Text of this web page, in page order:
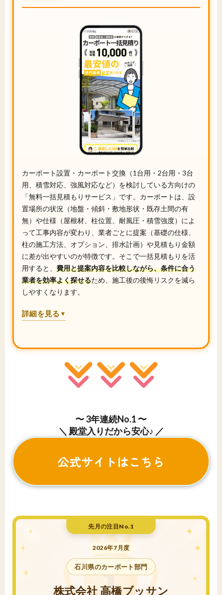
カーポート設置・カーポート交換（1台用・2台用・3台
用、積雪対応、強風対応など）を検討している方向けの
「無料一括見積もりサービス」です。カーポートは、設
置場所の状況（地盤・傾斜・敷地形状・既存土間の有
無）や仕様（屋根材、柱位置、耐風圧・積雪強度）によ
って工事内容が変わり、業者ごとに提案（基礎の仕様、
柱の施工方法、オプション、排水計画）や見積もり金額
に差が出やすいのが特徴です。そこで一括見積もりを活
用すると、 費用と提案内容を比較しながら、条件に合う
業者を効率よく探せるため、施工後の後悔リスクを減ら
しやすくなります。
詳細を見る ▼
〜 3年連続No.1 〜
＼ 殿堂入りだから安心♪ ／
公式サイトはこちら
先月の注目No.1
2026年7月度
石川県のカーポート部門
株式会社 高橋ブッサン